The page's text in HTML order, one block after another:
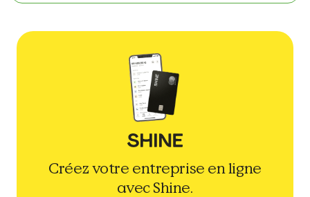
Créez votre entreprise en ligne
avec Shine.